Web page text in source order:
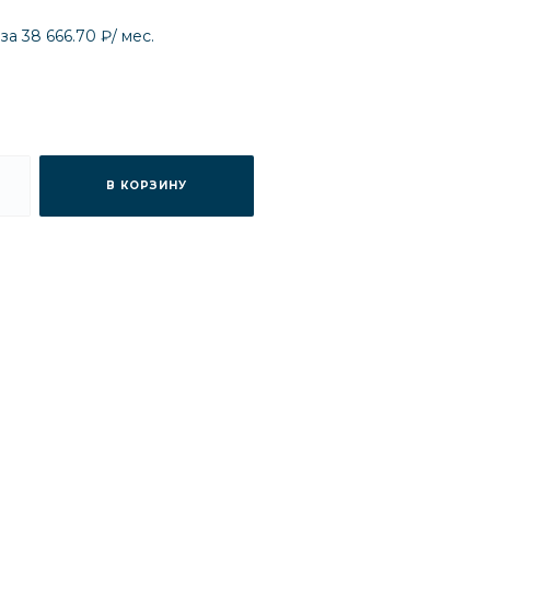
за38 666.70 ₽/ мес.
В КОРЗИНУ